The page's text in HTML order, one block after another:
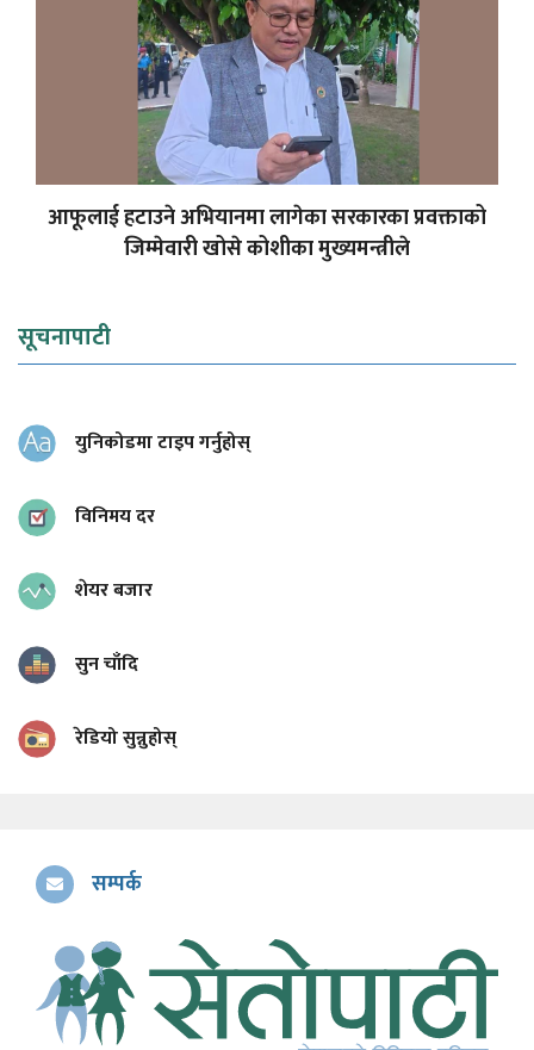
आफूलाई हटाउने अभियानमा लागेका सरकारका प्रवक्ताको
जिम्मेवारी खोसे कोशीका मुख्यमन्त्रीले
सूचनापाटी
युनिकोडमा टाइप गर्नुहोस्
विनिमय दर
शेयर बजार
सुन चाँदि
रेडियो सुन्नुहोस्
सम्पर्क